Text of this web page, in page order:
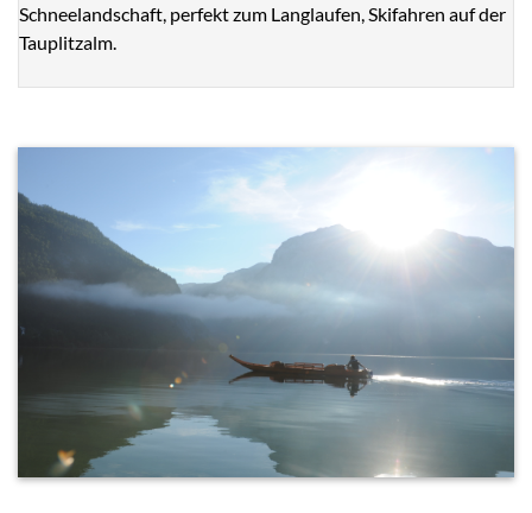
Schneelandschaft, perfekt zum Langlaufen, Skifahren auf der
Tauplitzalm.